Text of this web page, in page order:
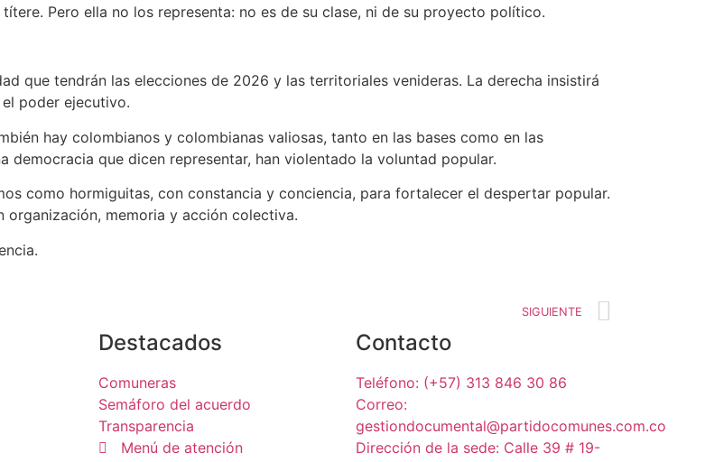
Pero ella no los representa: no es de su clase, ni de su proyecto político.
que tendrán las elecciones de 2026 y las territoriales venideras. La derecha insistirá
poder ejecutivo.
hay colombianos y colombianas valiosas, tanto en las bases como en las
democracia que dicen representar, han violentado la voluntad popular.
como hormiguitas, con constancia y conciencia, para fortalecer el despertar popular.
organización, memoria y acción colectiva.
SIGUIENTE
Destacados
Comuneras
Semáforo del acuerdo
Transparencia
Menú de atención
Contacto
Teléfono: (+57) 313 846 30 86
Correo:
gestiondocumental@partidocomunes.com.co
Dirección de la sede: Calle 39 # 19-